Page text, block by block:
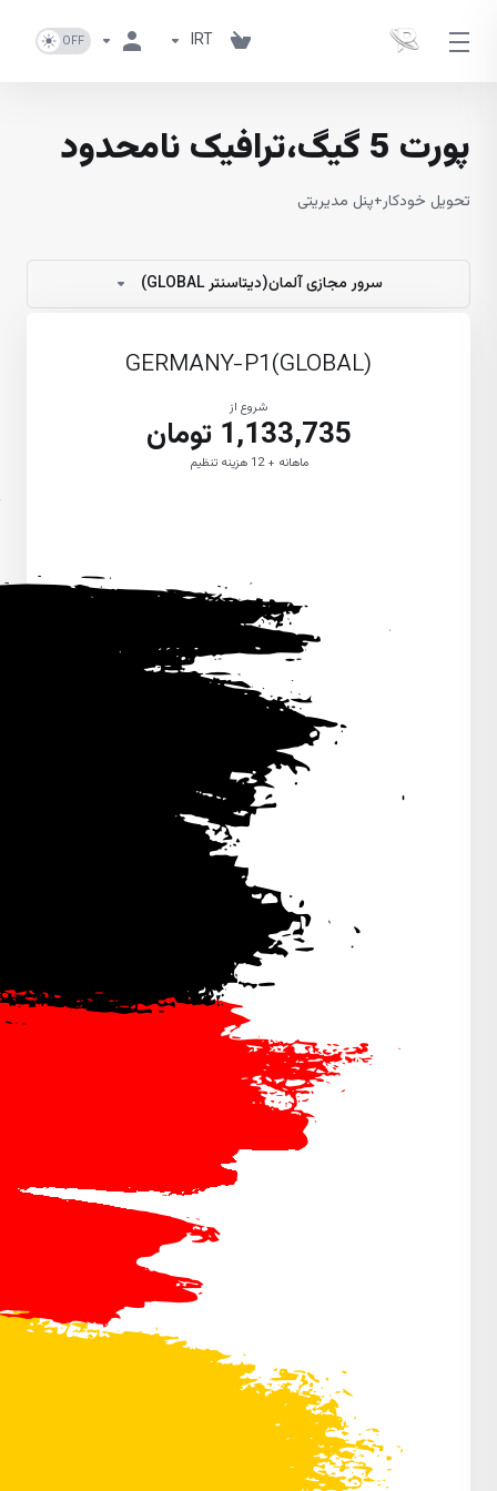
IRT
پورت 5 گیگ،ترافیک نامحدود
تحویل خودکار+پنل مدیریتی
سرور مجازی آلمان(دیتاسنتر GLOBAL)
GERMANY-P1(GLOBAL)
شروع از
1,133,735 تومان
ماهانه + 12 هزینه تنظیم